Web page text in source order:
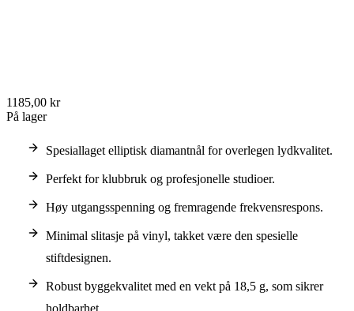
1185,00 kr
På lager
Spesiallaget elliptisk diamantnål for overlegen lydkvalitet.
Perfekt for klubbruk og profesjonelle studioer.
Høy utgangsspenning og fremragende frekvensrespons.
Minimal slitasje på vinyl, takket være den spesielle
stiftdesignen.
Robust byggekvalitet med en vekt på 18,5 g, som sikrer
holdbarhet.